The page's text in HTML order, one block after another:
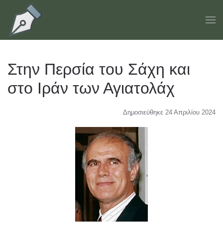
Skip to main content
Στην Περσία του Σάχη και
στο Ιράν των Αγιατολάχ
Δημοσιεύθηκε 24 Απριλίου 2024